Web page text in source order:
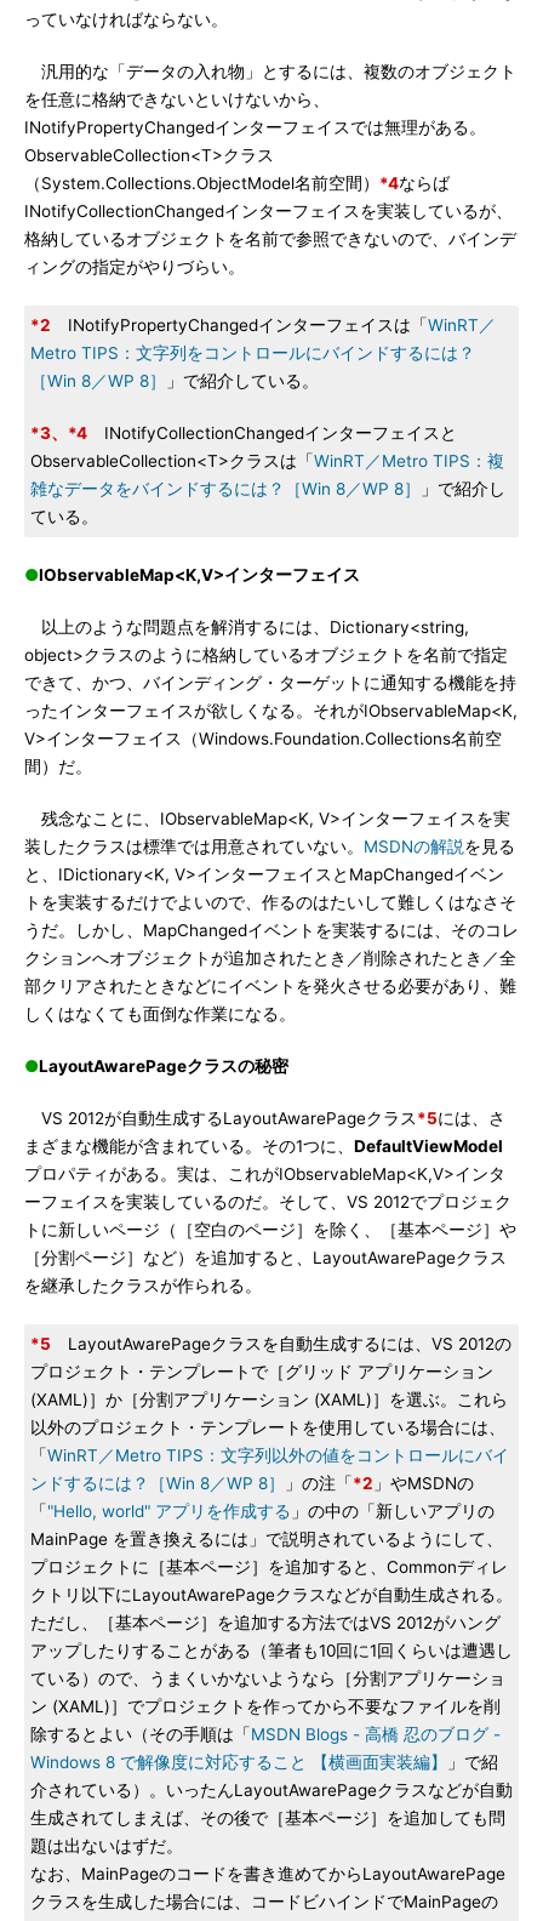
っていなければならない。
汎用的な「データの入れ物」とするには、複数のオブジェクト
を任意に格納できないといけないから、
INotifyPropertyChangedインターフェイスでは無理がある。
ObservableCollection<T>クラス
（System.Collections.ObjectModel名前空間） *4ならば
INotifyCollectionChangedインターフェイスを実装しているが、
格納しているオブジェクトを名前で参照できないので、バインデ
ィングの指定がやりづらい。
*2 INotifyPropertyChangedインターフェイスは「WinRT／
Metro TIPS：文字列をコントロールにバインドするには？
［Win 8／WP 8］
」で紹介している。
*3、*4 INotifyCollectionChangedインターフェイスと
ObservableCollection<T>クラスは「WinRT／Metro TIPS：複
雑なデータをバインドするには？［Win 8／WP 8］
」で紹介し
ている。
●IObservableMap<K,V>インターフェイス
以上のような問題点を解消するには、Dictionary<string,
object>クラスのように格納しているオブジェクトを名前で指定
できて、かつ、バインディング・ターゲットに通知する機能を持
ったインターフェイスが欲しくなる。それがIObservableMap<K,
V>インターフェイス（Windows.Foundation.Collections名前空
間）だ。
残念なことに、IObservableMap<K, V>インターフェイスを実
装したクラスは標準では用意されていない。 MSDNの解説を見る
と、IDictionary<K, V>インターフェイスとMapChangedイベン
トを実装するだけでよいので、作るのはたいして難しくはなさそ
うだ。しかし、MapChangedイベントを実装するには、そのコレ
クションへオブジェクトが追加されたとき／削除されたとき／全
部クリアされたときなどにイベントを発火させる必要があり、難
しくはなくても面倒な作業になる。
●LayoutAwarePageクラスの秘密
VS 2012が自動生成するLayoutAwarePageクラス*5には、さ
まざまな機能が含まれている。その1つに、 DefaultViewModel
プロパティがある。実は、これがIObservableMap<K,V>インタ
ーフェイスを実装しているのだ。そして、VS 2012でプロジェク
トに新しいページ（［空白のページ］を除く、［基本ページ］や
［分割ページ］など）を追加すると、LayoutAwarePageクラス
を継承したクラスが作られる。
*5 LayoutAwarePageクラスを自動生成するには、VS 2012の
プロジェクト・テンプレートで［グリッド アプリケーション
(XAML)］か［分割アプリケーション (XAML)］を選ぶ。これら
以外のプロジェクト・テンプレートを使用している場合には、
「WinRT／Metro TIPS：文字列以外の値をコントロールにバイ
ンドするには？［Win 8／WP 8］
」の注「*2 」やMSDNの
「"Hello, world" アプリを作成する 」の中の「新しいアプリの
MainPage を置き換えるには」で説明されているようにして、
プロジェクトに［基本ページ］を追加すると、Commonディレ
クトリ以下にLayoutAwarePageクラスなどが自動生成される。
ただし、［基本ページ］を追加する方法ではVS 2012がハング
アップしたりすることがある（筆者も10回に1回くらいは遭遇し
ている）ので、うまくいかないようなら［分割アプリケーショ
ン (XAML)］でプロジェクトを作ってから不要なファイルを削
除するとよい（その手順は「MSDN Blogs - 高橋 忍のブログ -
Windows 8 で解像度に対応すること 【横画面実装編】
」で紹
介されている）。いったんLayoutAwarePageクラスなどが自動
生成されてしまえば、その後で［基本ページ］を追加しても問
題は出ないはずだ。
なお、MainPageのコードを書き進めてからLayoutAwarePage
クラスを生成した場合には、コードビハインドでMainPageの